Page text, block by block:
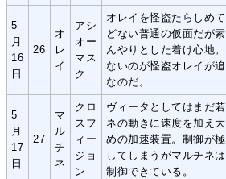
5
月
16
日
26
オ
レ
イ
アシ
オー
マス
ク
オレイを怪盗たらしめ
どない普通の仮面だが
んやりとした着け心地
ないのが怪盗オレイが
なのだ。
5
月
17
日
27
マ
ル
チ
ネ
クロ
スフ
ィー
ジョ
ン
ヴィータとしてはまだ
ネの動きに速度を加え
めの加速装置。制御が
してしまうがマルチネ
制御できている。